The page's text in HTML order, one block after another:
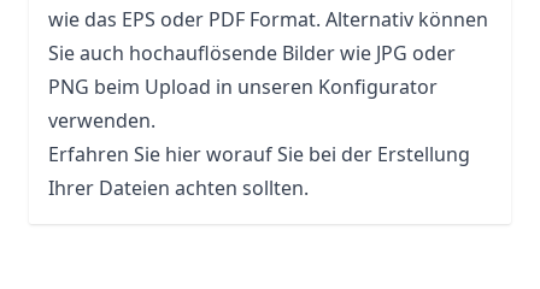
wie das EPS oder PDF Format. Alternativ können
Sie auch hochauflösende Bilder wie JPG oder
PNG beim Upload in unseren Konfigurator
verwenden.
Erfahren Sie hier worauf Sie bei der Erstellung
Ihrer Dateien achten sollten.